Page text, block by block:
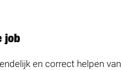
job
en correct helpen